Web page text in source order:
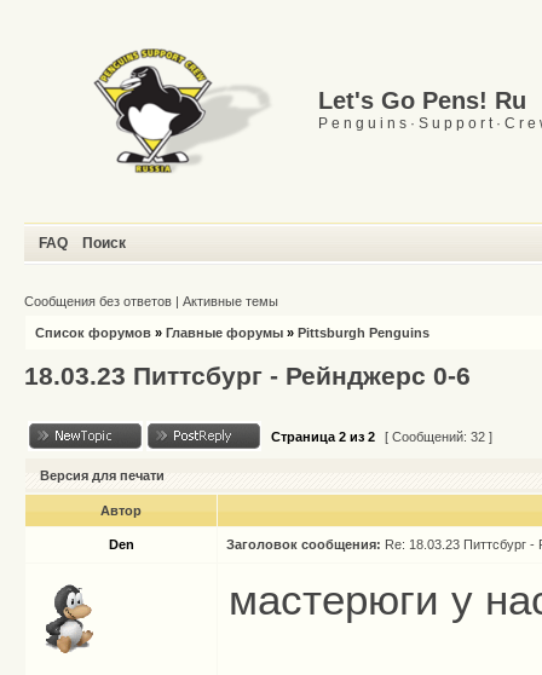
Let's Go Pens! Ru
P e n g u i n s · S u p p o r t · C r e
FAQ Поиск
Сообщения без ответов | Активные темы
Список форумов » Главные форумы » Pittsburgh Penguins
18.03.23 Питтсбург - Рейнджерс 0-6
Страница 2 из 2 [ Сообщений: 32 ]
Версия для печати
Автор
Den Заголовок сообщения: Re: 18.03.23 Питтсбург -
мастерюги у